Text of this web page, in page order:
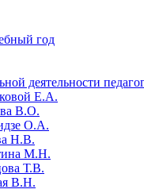
год
деятельности
Е.А.
В.О.
О.А.
Н.В.
М.Н.
Т.В.
В.Н.